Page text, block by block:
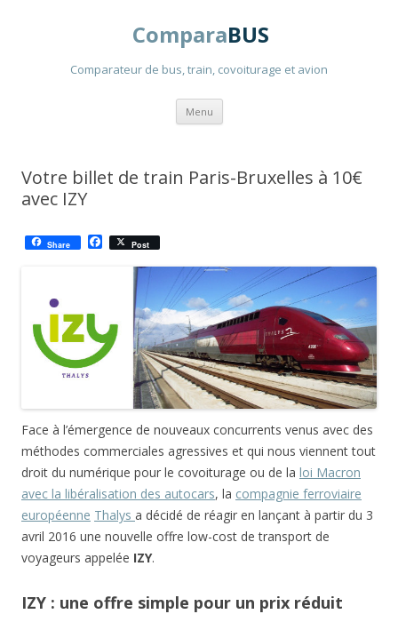
ComparaBUS
Comparateur de bus, train, covoiturage et avion
Menu Aller
contenu
Votre billet de train Paris-Bruxelles à 10€
avec IZY
Share
a
o
k
Post
Face à l’émergence de nouveaux concurrents venus avec des
méthodes commerciales agressives et qui nous viennent tout
droit du numérique pour le covoiturage ou de la loi Macron
avec la libéralisation des autocars, la compagnie ferroviaire
européenne Thalys a décidé de réagir en lançant à partir du 3
avril 2016 une nouvelle offre low-cost de transport de
voyageurs appelée IZY.
IZY : une offre simple pour un prix réduit